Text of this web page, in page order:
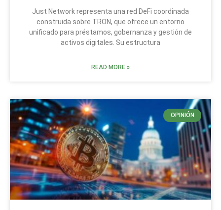
Just Network representa una red DeFi coordinada
construida sobre TRON, que ofrece un entorno
unificado para préstamos, gobernanza y gestión de
activos digitales. Su estructura
READ MORE »
OPINIÓN